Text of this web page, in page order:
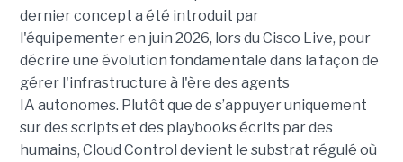
dernier concept a été introduit par
l'équipementer en juin 2026, lors du Cisco Live, pour
décrire une évolution fondamentale dans la façon de
gérer l'infrastructure à l'ère des agents
IA autonomes. Plutôt que de s’appuyer uniquement
sur des scripts et des playbooks écrits par des
humains, Cloud Control devient le substrat régulé où